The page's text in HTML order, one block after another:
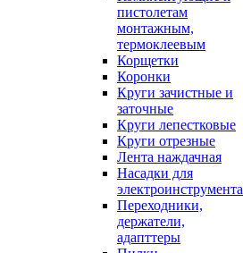
пистолетам
монтажным,
термоклеевым
Корщетки
Коронки
Круги зачистные и
заточные
Круги лепестковые
Круги отрезные
Лента наждачная
Насадки для
электроинструмента
Переходники,
держатели,
адапттеры